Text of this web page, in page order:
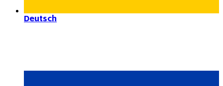
Deutsch